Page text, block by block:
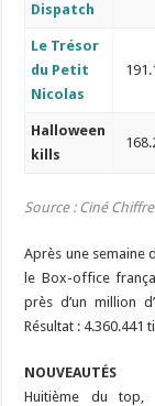
Dispatch
Le Trésor
du Petit
Nicolas
Halloween
kills
Source : Ciné
Après une semaine
le Box-office
près d’un million
Résultat : 4.360.441
NOUVEAUTÉS
Huitième du top,